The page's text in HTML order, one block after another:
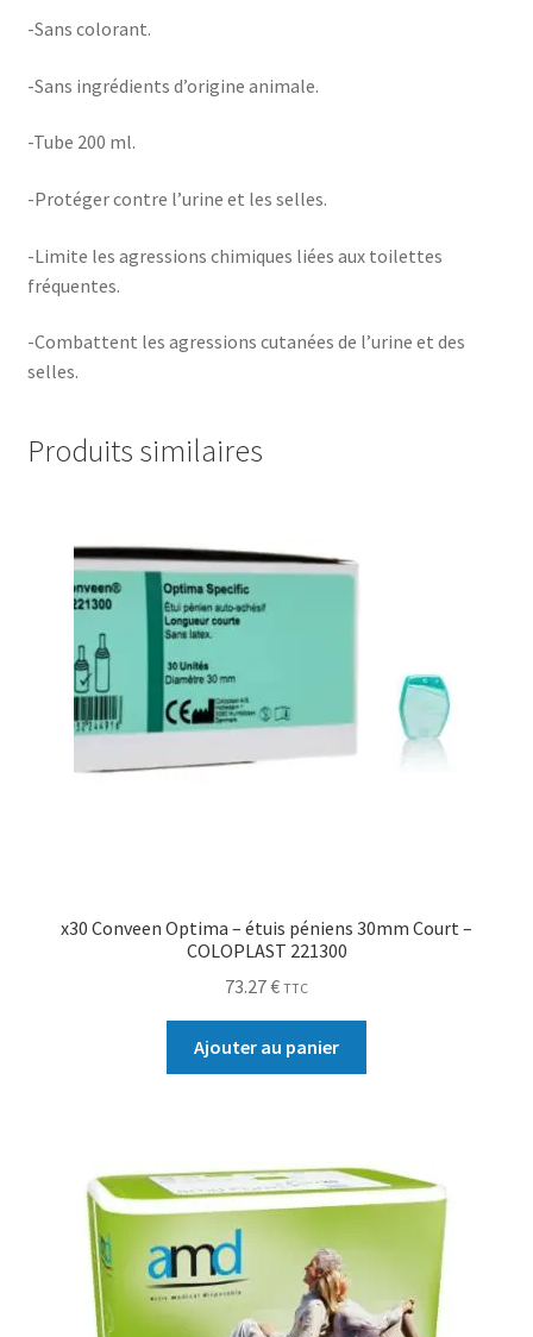
-Sans colorant.
-Sans ingrédients d’origine animale.
-Tube 200 ml.
-Protéger contre l’urine et les selles.
-Limite les agressions chimiques liées aux toilettes
fréquentes.
-Combattent les agressions cutanées de l’urine et des
selles.
Produits similaires
x30 Conveen Optima – étuis péniens 30mm Court –
COLOPLAST 221300
73.27€ TTC
Ajouter au panier